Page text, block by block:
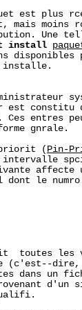
est plus
mais moins
Une
install
disponibles
est constitu
Ces entres
gnrale.
(
Pin-
affecte
dont le
toutes les
(c'est--
dans un
d'un